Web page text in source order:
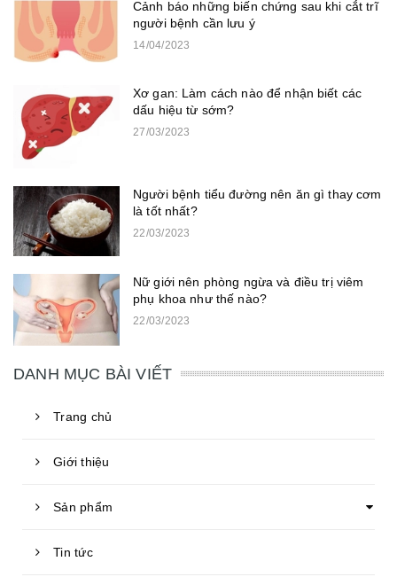
Cảnh báo những biến chứng sau khi cắt trĩ
người bệnh cần lưu ý
14/04/2023
Xơ gan: Làm cách nào để nhận biết các
dấu hiệu từ sớm?
27/03/2023
Người bệnh tiểu đường nên ăn gì thay cơm
là tốt nhất?
22/03/2023
Nữ giới nên phòng ngừa và điều trị viêm
phụ khoa như thế nào?
22/03/2023
DANH MỤC BÀI VIẾT
Trang chủ
Giới thiệu
Sản phẩm
Tin tức